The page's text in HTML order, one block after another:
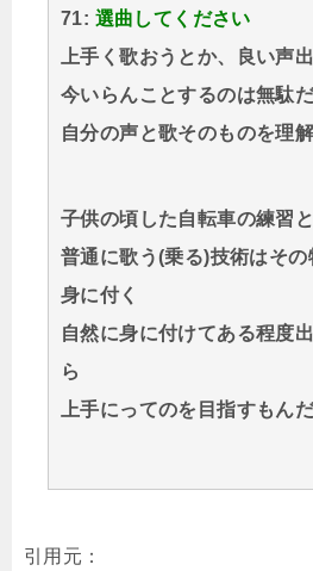
71: 選曲してください
上手く歌おうとか、良い声
今いらんことするのは無駄
自分の声と歌そのものを理
子供の頃した自転車の練習
普通に歌う(乗る)技術はそ
身に付く
自然に身に付けてある程度
ら
上手にってのを目指すもん
引用元：